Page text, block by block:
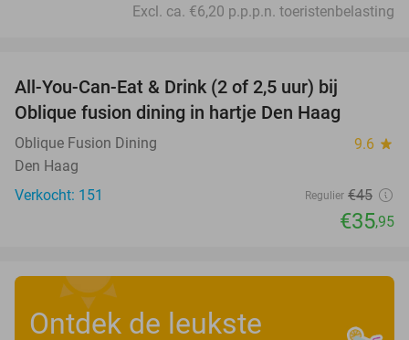
Excl. ca. €6,20 p.p.p.n. toeristenbelasting
All-You-Can-Eat & Drink (2 of 2,5 uur) bij
Oblique fusion dining in hartje Den Haag
Oblique Fusion Dining 9.6 star
Den Haag
Verkocht: 151
Regulier €45
€35,95
Ontdek de leukste